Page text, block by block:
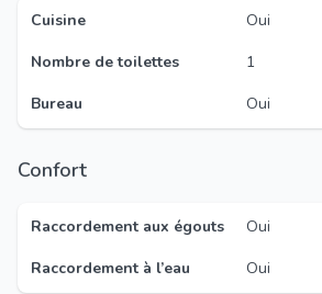
Cuisine
Oui
Nombre de toilettes
1
Bureau
Oui
Confort
Raccordement aux égouts
Oui
Raccordement à l’eau
Oui